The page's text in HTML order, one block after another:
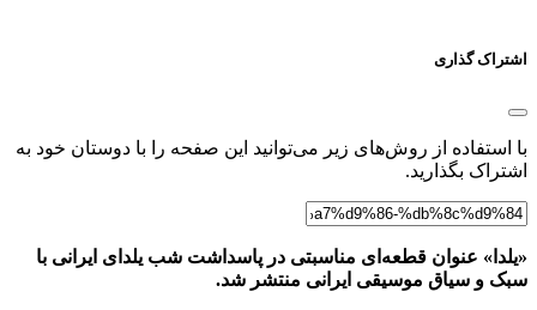
اشتراک گذاری
با استفاده از روش‌های زیر می‌توانید این صفحه را با دوستان خود به
اشتراک بگذارید.
«یلدا» عنوان قطعه‌ای مناسبتی در پاسداشت شب یلدای ایرانی با
سبک و سیاق موسیقی ایرانی منتشر شد.